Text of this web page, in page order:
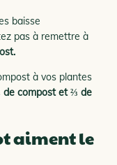
baisse
pas à remettre à
à vos plantes
de compost et ⅔ de
aiment le